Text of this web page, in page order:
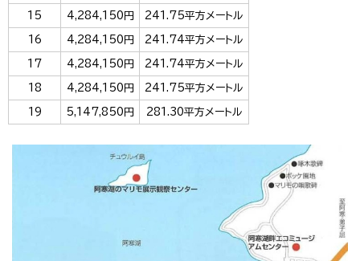
15 4,284,150円 241.75平方メートル
16 4,284,150円 241.74平方メートル
17 4,284,150円 241.74平方メートル
18 4,284,150円 241.75平方メートル
19 5,147,850円 281.30平方メートル